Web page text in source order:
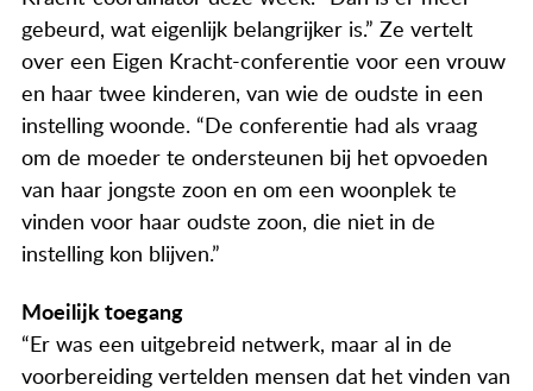
gebeurd, wat eigenlijk belangrijker is.” Ze vertelt
over een Eigen Kracht-conferentie voor een vrouw
en haar twee kinderen, van wie de oudste in een
instelling woonde. “De conferentie had als vraag
om de moeder te ondersteunen bij het opvoeden
van haar jongste zoon en om een woonplek te
vinden voor haar oudste zoon, die niet in de
instelling kon blijven.”
Moeilijk toegang
“Er was een uitgebreid netwerk, maar al in de
voorbereiding vertelden mensen dat het vinden van